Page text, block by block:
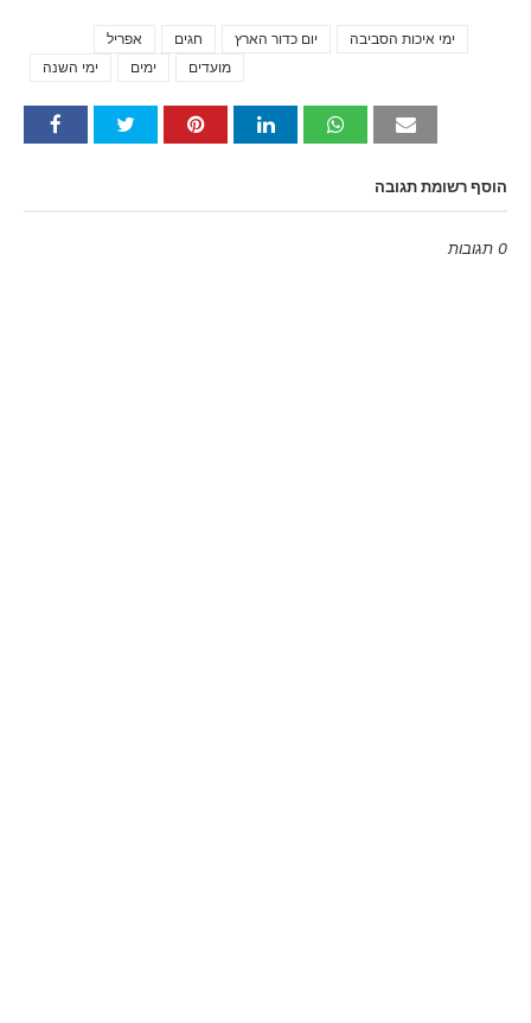
אפריל חגים יום כדור הארץ
ימי איכות הסביבה
ימי השנה
ימים מועדים
הוסף רשומת תגובה
0 תגובות